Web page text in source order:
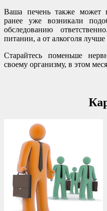
Ваша печень также может
ранее уже возникали
обследованию
питании, а от алкоголя лучше
Старайтесь поменьше
своему организму, в этом